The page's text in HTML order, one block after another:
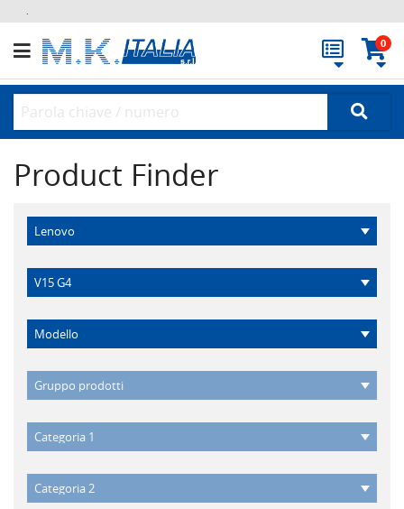
.
0
Product Finder